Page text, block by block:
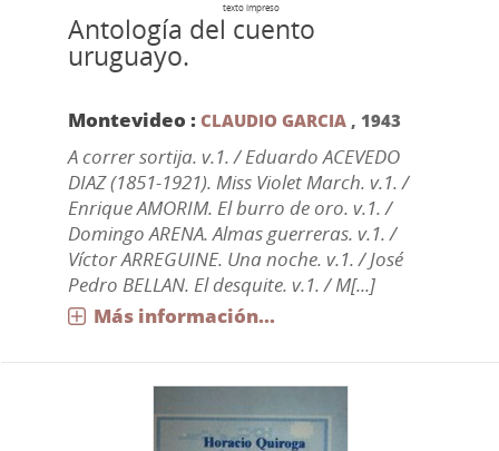
texto impreso
Antología del cuento
uruguayo.
Montevideo : CLAUDIO GARCIA, 1943
A correr sortija. v.1. / Eduardo ACEVEDO
DIAZ (1851-1921). Miss Violet March. v.1. /
Enrique AMORIM. El burro de oro. v.1. /
Domingo ARENA. Almas guerreras. v.1. /
Víctor ARREGUINE. Una noche. v.1. / José
Pedro BELLAN. El desquite. v.1. / M[...]
Más información...